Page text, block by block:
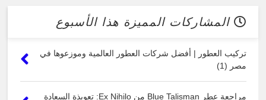
المشاركات المميزة هذا الأسبوع
تركيب العطور | أفضل شركات العطور العالمية وموزعوها في
مصر (1)
مراجعة عطر Blue Talisman من Ex Nihilo: تعويذة السعادة